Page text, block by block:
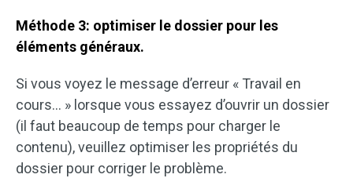
Méthode 3: optimiser le dossier pour les
éléments généraux.
Si vous voyez le message d’erreur « Travail en
cours… » lorsque vous essayez d’ouvrir un dossier
(il faut beaucoup de temps pour charger le
contenu), veuillez optimiser les propriétés du
dossier pour corriger le problème.